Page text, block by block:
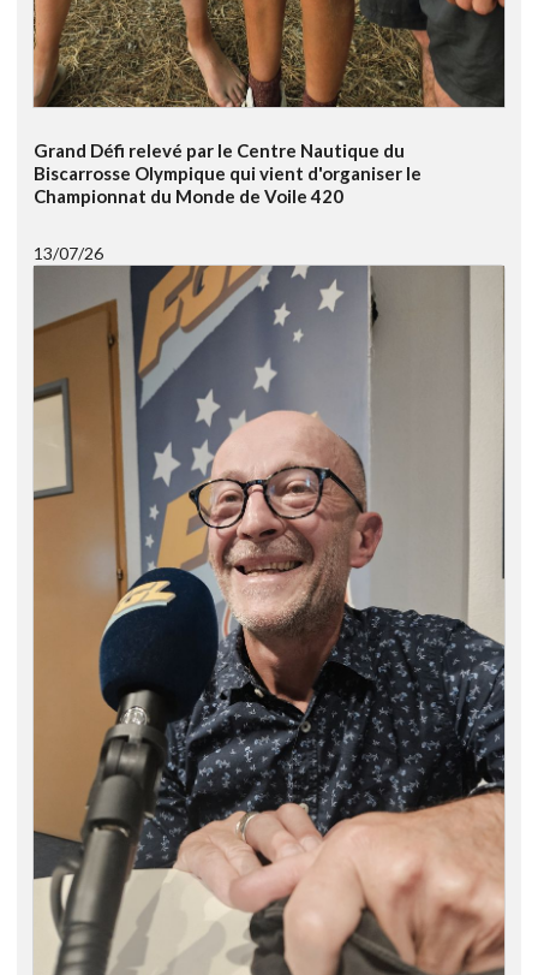
Grand Défi relevé par le Centre Nautique du
Biscarrosse Olympique qui vient d'organiser le
Championnat du Monde de Voile 420
13/07/26